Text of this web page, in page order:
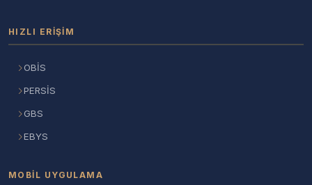
HIZLI ERIŞIM
OBİS
PERSİS
GBS
EBYS
MOBIL UYGULAMA